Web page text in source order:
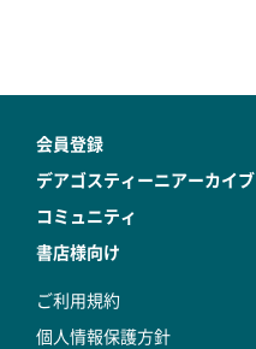
会員登録
デアゴスティーニアーカイブ
コミュニティ
書店様向け
ご利用規約
個人情報保護方針